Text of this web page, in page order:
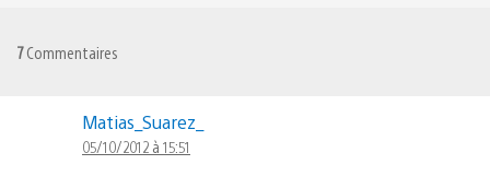
7Commentaires
Matias_Suarez_
05/10/2012 à 15:51